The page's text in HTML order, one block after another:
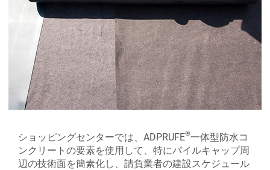
ショッピングセンターでは、ADPRUFE®一体型防水コ
ンクリートの要素を使用して、特にパイルキャップ周
辺の技術面を簡素化し、請負業者の建設スケジュール